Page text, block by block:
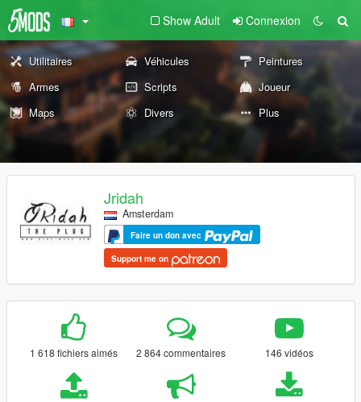
Show Adult Connexion
Utilitaires Véhicules
Peintures
Armes
Scripts
Joueur
Maps
Divers Plus
Jridah
Amsterdam
Faire un don avec
Support me on
1 618 fichiers aimés 2 864 commentaires 146 vidéos